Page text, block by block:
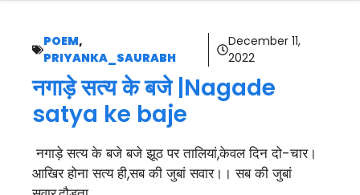
POEM,
PRIYANKA_SAURABH
December 11,
2022
नगाड़े सत्य के बजे |Nagade
satya ke baje
नगाड़े सत्य के बजे बजे झूठ पर तालियां,केवल दिन दो-चार।
आखिर होना सत्य ही,सब की जुबां सवार।। सब की जुबां